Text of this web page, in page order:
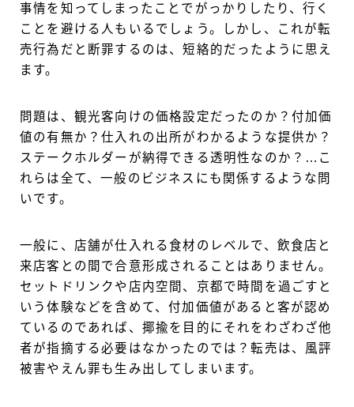
事情を知ってしまったことでがっかりしたり、行く
ことを避ける人もいるでしょう。しかし、これが転
売行為だと断罪するのは、短絡的だったように思え
ます。
問題は、観光客向けの価格設定だったのか？付加価
値の有無か？仕入れの出所がわかるような提供か？
ステークホルダーが納得できる透明性なのか？…こ
れらは全て、一般のビジネスにも関係するような問
いです。
一般に、店舗が仕入れる食材のレベルで、飲食店と
来店客との間で合意形成されることはありません。
セットドリンクや店内空間、京都で時間を過ごすと
いう体験などを含めて、付加価値があると客が認め
ているのであれば、揶揄を目的にそれをわざわざ他
者が指摘する必要はなかったのでは？転売は、風評
被害やえん罪も生み出してしまいます。